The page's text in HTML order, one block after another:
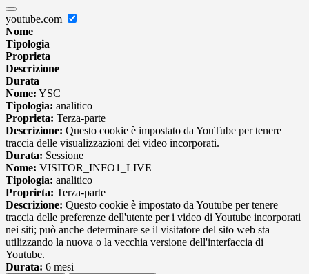
youtube.com
Nome
Tipologia
Proprieta
Descrizione
Durata
Nome: YSC
Tipologia: analitico
Proprieta: Terza-parte
Descrizione: Questo cookie è impostato da YouTube per tenere
traccia delle visualizzazioni dei video incorporati.
Durata: Sessione
Nome: VISITOR_INFO1_LIVE
Tipologia: analitico
Proprieta: Terza-parte
Descrizione: Questo cookie è impostato da Youtube per tenere
traccia delle preferenze dell'utente per i video di Youtube incorporati
nei siti; può anche determinare se il visitatore del sito web sta
utilizzando la nuova o la vecchia versione dell'interfaccia di
Youtube.
Durata: 6 mesi